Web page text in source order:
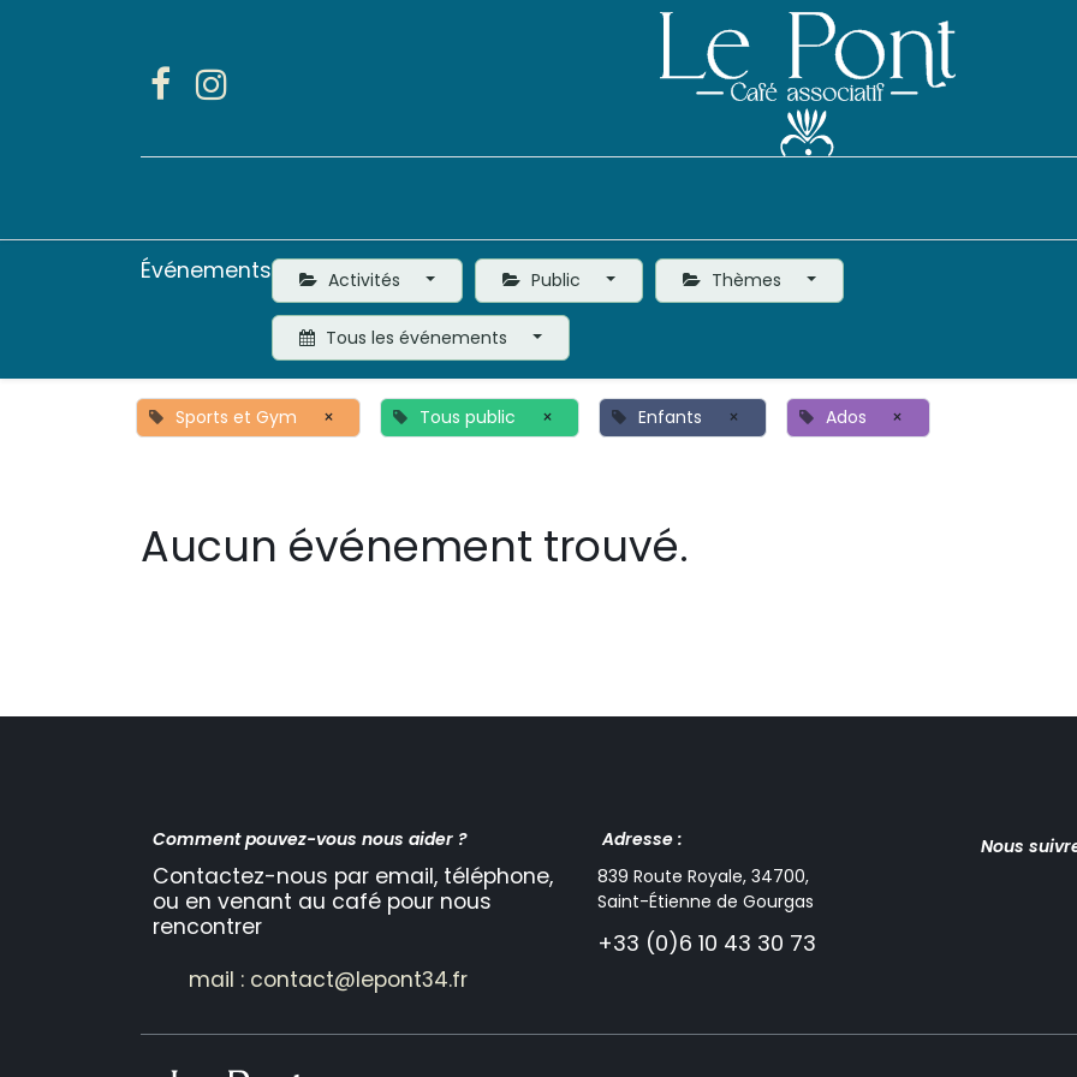
Événements Activités Public Thèmes
Tous les événements
Sports et Gym × Tous public × Enfants × Ados ×
Aucun événement trouvé.
Nous
Adresse :
839 Route Royale, 34700,
Saint-Étienne de Gourgas
+33 (0)6 10 43 30 73
Comment pouvez-vous nous aider ?
Contactez-nous par email, téléphone,
ou en venant au café pour nous
rencontrer
mail : contact@lepont34.fr​​​​​​